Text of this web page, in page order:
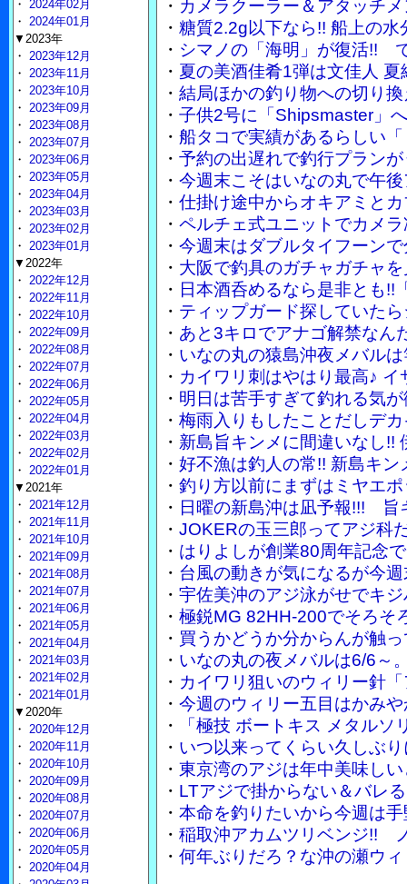
・ カメラクーラー＆アタッチ
・ 糖質2.2g以下なら!! 船上の
・ シマノの「海明」が復活!!
・ 夏の美酒佳肴1弾は文佳人
・ 結局ほかの釣り物への切り
・ 子供2号に「Shipsmaster」
・ 船タコで実績があるらしい
・ 予約の出遅れで釣行プラン
・ 今週末こそはいなの丸で午
・ 仕掛け途中からオキアミと
・ ペルチェ式ユニットでカメ
・ 今週末はダブルタイフーン
・ 大阪で釣具のガチャガチャ
・ 日本酒呑めるなら是非とも!!
・ ティップガード探していた
・ あと3キロでアナゴ解禁なん
・ いなの丸の猿島沖夜メバル
・ カイワリ刺はやはり最高♪
・ 明日は苦手すぎて釣れる気
・ 梅雨入りもしたことだしデ
・ 新島旨キンメに間違いなし!!
・ 好不漁は釣人の常!! 新島キ
・ 釣り方以前にまずはミヤエ
・ 日曜の新島沖は凪予報!!! 旨
・ JOKERの玉三郎ってアジ科
・ はりよしが創業80周年記念
・ 台風の動きが気になるが今
・ 宇佐美沖のアジ泳がせでキ
・ 極鋭MG 82HH-200でそろそ
・ 買うかどうか分からんが触
・ いなの丸の夜メバルは6/6～
・ カイワリ狙いのウィリー針
・ 今週のウィリー五目はかみ
・
「極技 ボートキス メタル
・ いつ以来ってくらい久しぶ
・ 東京湾のアジは年中美味し
・ LTアジで掛からない＆バレ
・ 本命を釣りたいから今週は
・ 稲取沖アカムツリベンジ!!
・ 何年ぶりだろ？な沖の瀬ウ
・ 2024年02月
・ 2024年01月
▼2023年
・ 2023年12月
・ 2023年11月
・ 2023年10月
・ 2023年09月
・ 2023年08月
・ 2023年07月
・ 2023年06月
・ 2023年05月
・ 2023年04月
・ 2023年03月
・ 2023年02月
・ 2023年01月
▼2022年
・ 2022年12月
・ 2022年11月
・ 2022年10月
・ 2022年09月
・ 2022年08月
・ 2022年07月
・ 2022年06月
・ 2022年05月
・ 2022年04月
・ 2022年03月
・ 2022年02月
・ 2022年01月
▼2021年
・ 2021年12月
・ 2021年11月
・ 2021年10月
・ 2021年09月
・ 2021年08月
・ 2021年07月
・ 2021年06月
・ 2021年05月
・ 2021年04月
・ 2021年03月
・ 2021年02月
・ 2021年01月
▼2020年
・ 2020年12月
・ 2020年11月
・ 2020年10月
・ 2020年09月
・ 2020年08月
・ 2020年07月
・ 2020年06月
・ 2020年05月
・ 2020年04月